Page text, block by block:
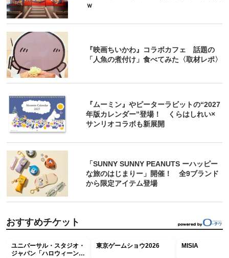
ｗ
『映画ちいかわ』コラボカフェ 話題の
「人魚の煮付け」食べてみた〈取材レポ〉
『ムーミン』やピーターラビットの“2027
年版カレンダー”登場！ くらはしれい×
サンリオコラボも新展開
「SUNNY SUNNY PEANUTS ーハッピー
な旅のはじまりー」開催！ 全9ブランド
から限定アイテム登場
おすすめチケット
ユニバーサル・スタジオ・
ジャパン「ハロウィーン・
東京ゲームショウ2026 MISIA